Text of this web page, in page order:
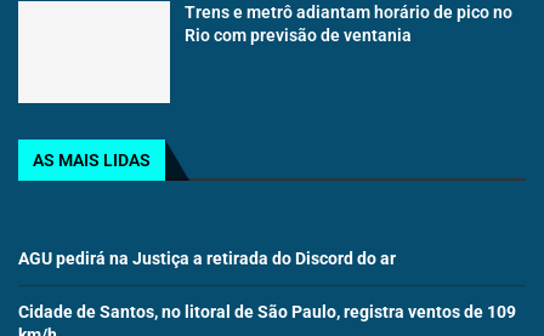
Trens e metrô adiantam horário de pico no
Rio com previsão de ventania
AS MAIS LIDAS
AGU pedirá na Justiça a retirada do Discord do ar
Cidade de Santos, no litoral de São Paulo, registra ventos de 109